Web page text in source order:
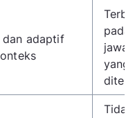
dan adaptif
pada
yang
Tidak